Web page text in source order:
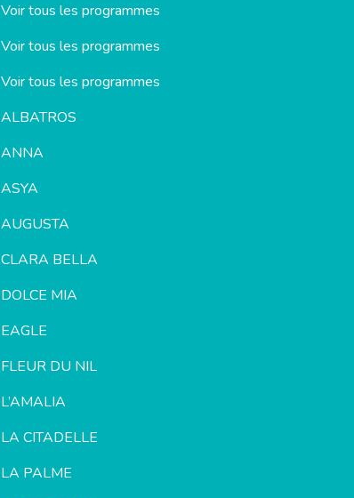
Voir tous les programmes
Voir tous les programmes
Voir tous les programmes
ALBATROS
ANNA
ASYA
AUGUSTA
CLARA BELLA
DOLCE MIA
EAGLE
FLEUR DU NIL
L’AMALIA
LA CITADELLE
LA PALME